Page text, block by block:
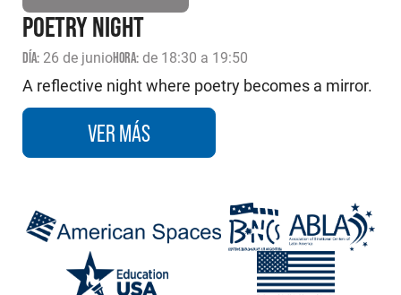
POETRY NIGHT
DÍA: 26 de junioHORA: de 18:30 a 19:50
A reflective night where poetry becomes a mirror.
VER MÁS